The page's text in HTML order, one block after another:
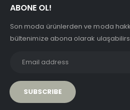
ABONE OL!
Son moda ürünlerden ve moda
bültenimize abona olarak